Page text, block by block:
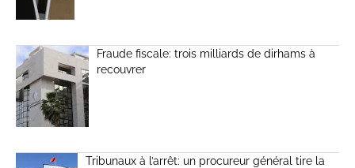
Fraude fiscale: trois milliards de dirhams à
recouvrer
Tribunaux à l’arrêt: un procureur général tire la